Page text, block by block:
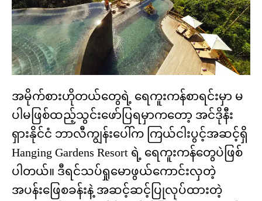
အမိုက်စားဟိုတယ်တွေရဲ့ ရေကူးကန်စာရင်းမှာ မ
ပါမဖြစ်ထည့်သွင်းဖော်ပြရမှာကတော့ အင်ဒိုနီး
ရှားနိုင်ငံ ဘာလီကျွန်းပေါ်က ကြယ်ငါးပွင့်အဆင့်ရှိ
Hanging Gardens Resort ရဲ့ ရေကူးကန်တွေပဲဖြစ်
ပါတယ်။ ဒီရင်သပ်ရှုမောဖွယ်ကောင်းလှတဲ့
အပန်းဖြေစခန်းနဲ့ အဆင့်ဆင့်ပြုလုပ်ထားတဲ့